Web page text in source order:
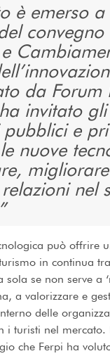
è emerso a
convegno
e
da Forum
invitato gli
e
nuove
nel
può offrire
in continua
sola se non serve a
a valorizzare e
delle
i turisti nel mercato.
che Ferpi ha